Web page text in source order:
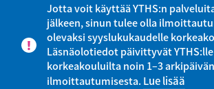
Jotta voit käyttää YTHS:n
jälkeen, sinun tulee olla
olevaksi syyslukukaudelle
Läsnäolotiedot päivittyvät YTHS:lle
korkeakouluilta noin 1–3
ilmoittautumisesta.Lue lisää